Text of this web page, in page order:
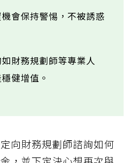
會保持警惕，不被誘惑
財務規劃師等專業人
健增值。
向財務規劃師諮詢如何